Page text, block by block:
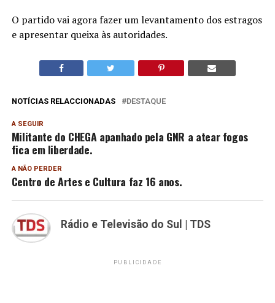
O partido vai agora fazer um levantamento dos estragos
e apresentar queixa às autoridades.
NOTÍCIAS RELACCIONADAS DESTAQUE
A SEGUIR
Militante do CHEGA apanhado pela GNR a atear fogos
fica em liberdade.
A NÃO PERDER
Centro de Artes e Cultura faz 16 anos.
Rádio e Televisão do Sul | TDS
PUBLICIDADE